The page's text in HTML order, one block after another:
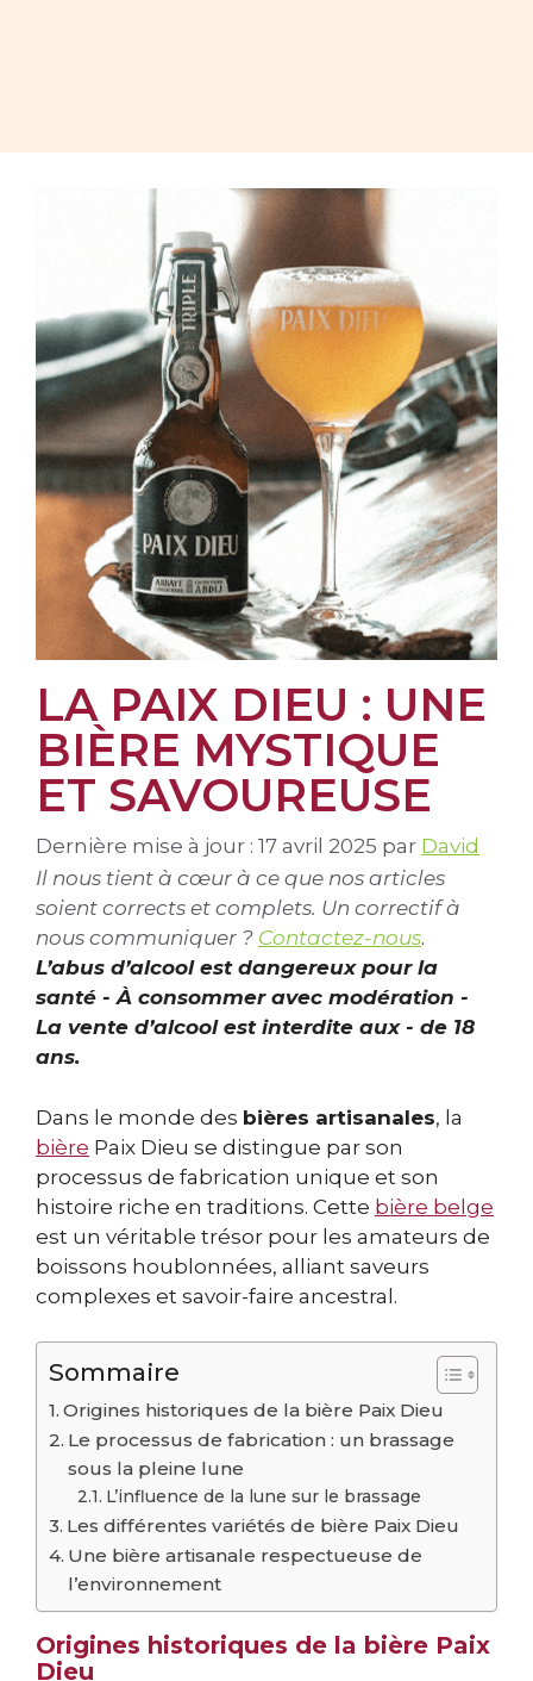
LA PAIX DIEU : UNE
BIÈRE MYSTIQUE
ET SAVOUREUSE
Dernière mise à jour : 17 avril 2025 par David
Il nous tient à cœur à ce que nos articles
soient corrects et complets. Un correctif à
nous communiquer ? Contactez-nous.
L’abus d’alcool est dangereux pour la
santé - À consommer avec modération -
La vente d’alcool est interdite aux - de 18
ans.
Dans le monde des bières artisanales, la
bière Paix Dieu se distingue par son
processus de fabrication unique et son
histoire riche en traditions. Cette bière belge
est un véritable trésor pour les amateurs de
boissons houblonnées, alliant saveurs
complexes et savoir-faire ancestral.
Sommaire
Origines historiques de la bière Paix Dieu
Le processus de fabrication : un brassage
sous la pleine lune
L’influence de la lune sur le brassage
Les différentes variétés de bière Paix Dieu
Une bière artisanale respectueuse de
l’environnement
Origines historiques de la bière Paix
Dieu